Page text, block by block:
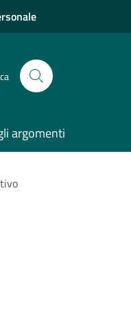
argomenti